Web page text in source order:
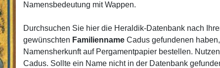
Namensbedeutung mit Wappen.
Durchsuchen Sie hier die Heraldik-Datenbank nach
gewünschten Familienname Cadus gefundenen
Namensherkunft auf Pergamentpapier bestellen.
Cadus. Sollte ein Name nicht in der Datenbank